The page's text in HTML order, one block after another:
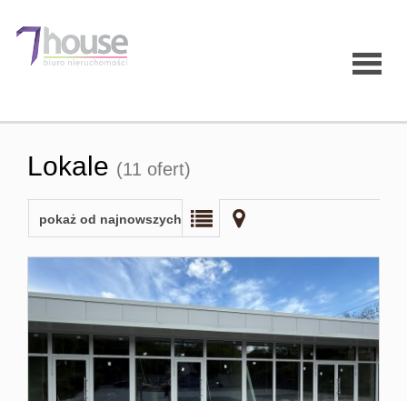
Strona
Oferty
Lokale (11 ofert)
pokaż od najnowszych